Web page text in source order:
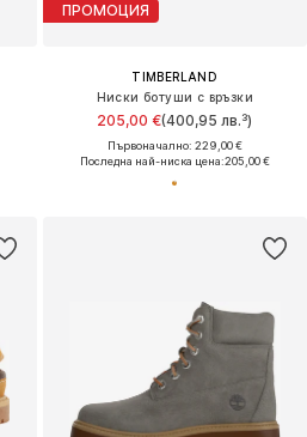
ПРОМОЦИЯ
TIMBERLAND
Ниски ботуши с връзки
205,00 €(400,95 лв.³)
Първоначално: 229,00 €
Последна най-ниска цена:205,00 €